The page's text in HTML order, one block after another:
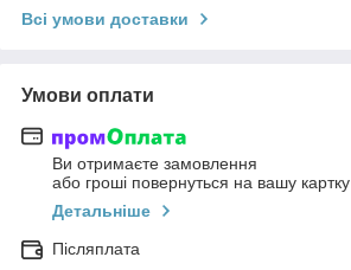
Всі умови доставки
Умови оплати
Ви отримаєте замовлення
або гроші повернуться на вашу картку
Детальніше
Післяплата